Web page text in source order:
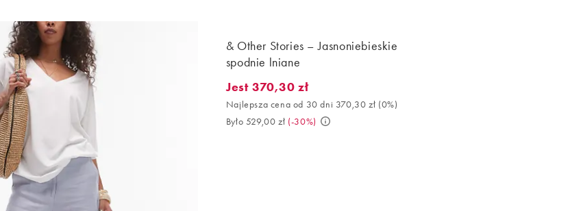
& Other Stories – Jasnoniebieskie
spodnie lniane
Jest 370,30 zł. Najlepsza cena od 30 dni 370,30 zł (0%). Było 529,00 zł.
Jest 370,30 zł
Najlepsza cena od 30 dni 370,30 zł (0%)
Było 529,00 zł (-30%)